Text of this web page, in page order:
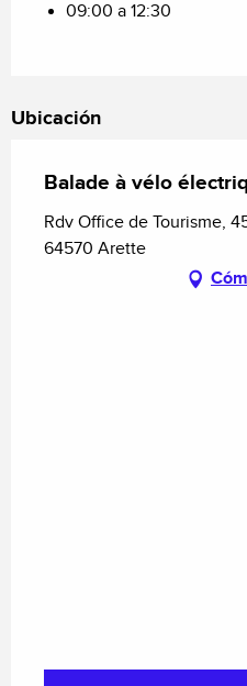
09:00 a 12:30
Ubicación
Balade à vélo
Rdv Office de Tourisme,
64570 Arette